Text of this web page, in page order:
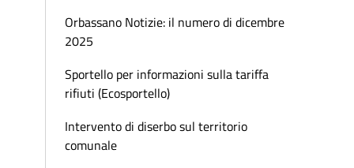
Orbassano Notizie: il numero di dicembre
2025
Sportello per informazioni sulla tariffa
rifiuti (Ecosportello)
Intervento di diserbo sul territorio
comunale